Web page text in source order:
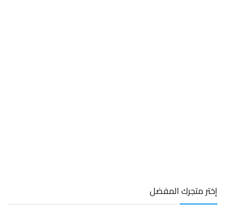
إختر متجرك المفضل